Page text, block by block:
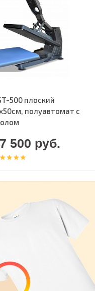
500 плоский
полуавтомат с
500 руб.